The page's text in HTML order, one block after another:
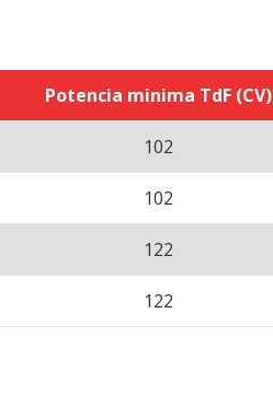
Potencia minima TdF (CV)
102
102
122
122